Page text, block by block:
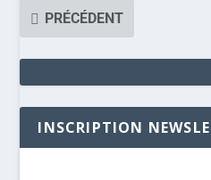
PRÉCÉDENT
INSCRIPTION